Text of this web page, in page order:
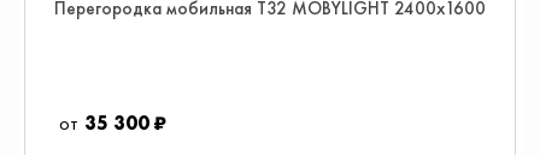
Перегородка мобильная T32 MOBYLIGHT 2400х1600
35 300 ₽